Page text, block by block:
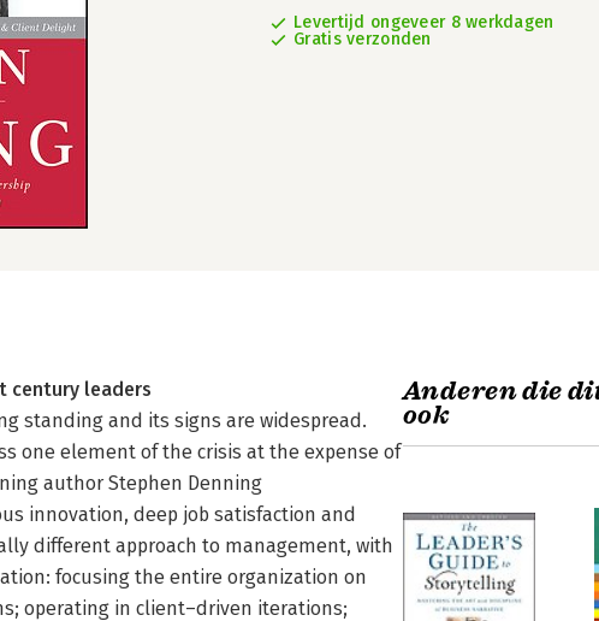
Levertijd ongeveer 8 werkdagen
Gratis verzonden
century leaders
standing and its signs are widespread.
one element of the crisis at the expense of
author Stephen Denning
innovation, deep job satisfaction and
different approach to management, with
focusing the entire organization on
operating in client–driven iterations;
Anderen die
ook